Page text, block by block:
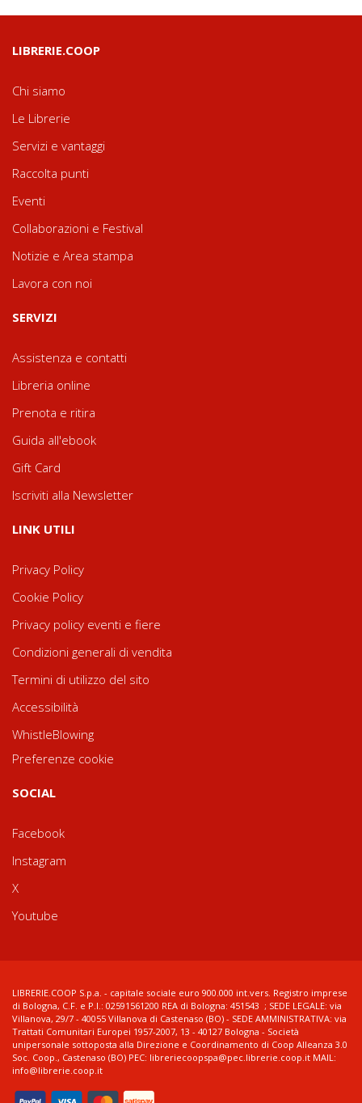
LIBRERIE.COOP
Chi siamo
Le Librerie
Servizi e vantaggi
Raccolta punti
Eventi
Collaborazioni e Festival
Notizie e Area stampa
Lavora con noi
SERVIZI
Assistenza e contatti
Libreria online
Prenota e ritira
Guida all'ebook
Gift Card
Iscriviti alla Newsletter
LINK UTILI
Privacy Policy
Cookie Policy
Privacy policy eventi e fiere
Condizioni generali di vendita
Termini di utilizzo del sito
Accessibilità
WhistleBlowing
Preferenze cookie
SOCIAL
Facebook
Instagram
X
Youtube
LIBRERIE.COOP S.p.a. - capitale sociale euro 900.000 int.vers. Registro imprese
di Bologna, C.F. e P.I.: 02591561200 REA di Bologna: 451543 ; SEDE LEGALE: via
Villanova, 29/7 - 40055 Villanova di Castenaso (BO) - SEDE AMMINISTRATIVA: via
Trattati Comunitari Europei 1957-2007, 13 - 40127 Bologna - Società
unipersonale sottoposta alla Direzione e Coordinamento di Coop Alleanza 3.0
Soc. Coop., Castenaso (BO) PEC: libreriecoopspa@pec.librerie.coop.it MAIL:
info@librerie.coop.it